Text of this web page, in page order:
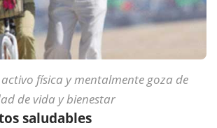
física y mentalmente goza de
de vida y bienestar
saludables